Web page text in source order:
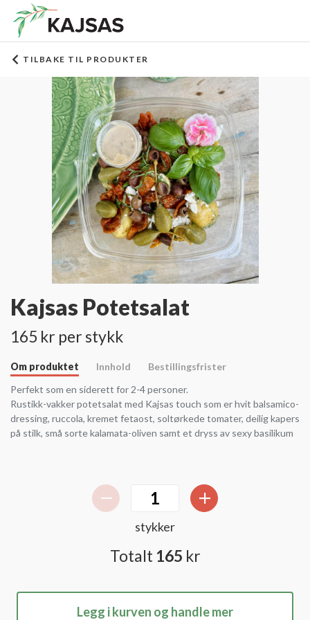
TILBAKE TIL PRODUKTER
Kajsas Potetsalat
165 kr per stykk
Om produktet Innhold
Bestillingsfrister
Perfekt som en siderett for 2-4 personer.
Rustikk-vakker potetsalat med Kajsas touch som er hvit balsamico-
dressing, ruccola, kremet fetaost, soltørkede tomater, deilig kapers
på stilk, små sorte kalamata-oliven samt et dryss av sexy basilikum
stykker
Totalt 165 kr
Legg i kurven og handle mer